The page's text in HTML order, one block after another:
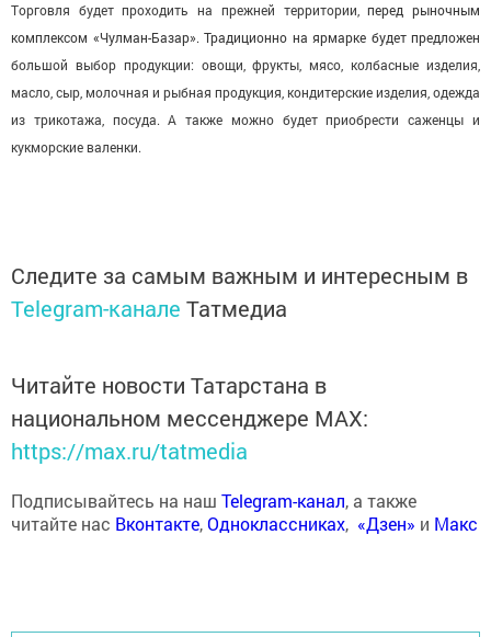
Торговля будет проходить на прежней территории,перед рыночным
комплексом «Чулман-Базар». Традиционно на ярмарке будет предложен
большой выбор продукции: овощи, фрукты, мясо, колбасные изделия,
масло, сыр, молочная и рыбная продукция, кондитерские изделия, одежда
из трикотажа, посуда. А также можно будет приобрести саженцы и
кукморские валенки.
Следите за самым важным и интересным в
Telegram-канале Татмедиа
Читайте новости Татарстана в
национальном мессенджере MАХ:
https://max.ru/tatmedia
Подписывайтесь на наш Telegram-канал, а также
читайте нас Вконтакте,Одноклассниках, «Дзен» и Макс